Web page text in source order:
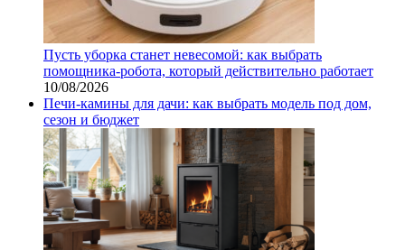
Пусть уборка станет невесомой: как выбрать
помощника‑робота, который действительно работает
10/08/2026
Печи-камины для дачи: как выбрать модель под дом,
сезон и бюджет